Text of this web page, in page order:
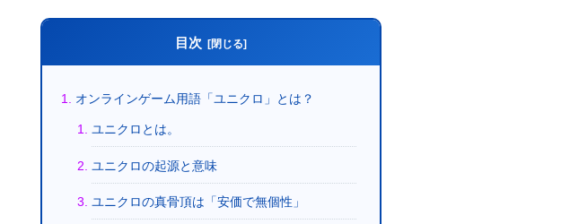
目次
オンラインゲーム用語「ユニクロ」とは？
ユニクロとは。
ユニクロの起源と意味
ユニクロの真骨頂は「安価で無個性」